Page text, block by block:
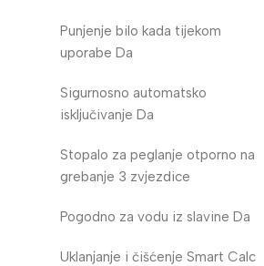
Punjenje bilo kada tijekom
uporabe Da
Sigurnosno automatsko
isključivanje Da
Stopalo za peglanje otporno na
grebanje 3 zvjezdice
Pogodno za vodu iz slavine Da
Uklanjanje i čišćenje Smart Calc